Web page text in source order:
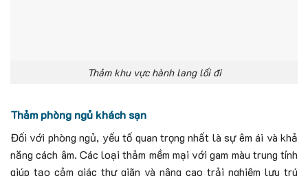
Thảm khu vực hành lang lối đi
Thảm phòng ngủ khách sạn
Đối với phòng ngủ, yếu tố quan trọng nhất là sự êm ái và khả
năng cách âm. Các loại thảm mềm mại với gam màu trung tính
giúp tạo cảm giác thư giãn và nâng cao trải nghiệm lưu trú